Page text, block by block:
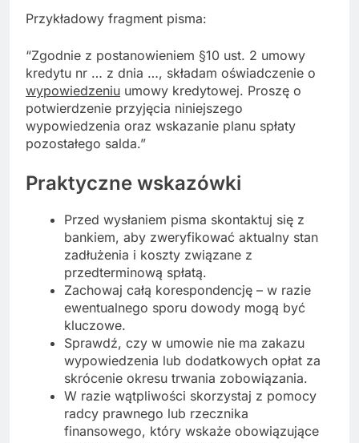
Przykładowy fragment pisma:
“Zgodnie z postanowieniem §10 ust. 2 umowy
kredytu nr … z dnia …, składam oświadczenie o
wypowiedzeniu umowy kredytowej. Proszę o
potwierdzenie przyjęcia niniejszego
wypowiedzenia oraz wskazanie planu spłaty
pozostałego salda.”
Praktyczne wskazówki
Przed wysłaniem pisma skontaktuj się z
bankiem, aby zweryfikować aktualny stan
zadłużenia i koszty związane z
przedterminową spłatą.
Zachowaj całą korespondencję – w razie
ewentualnego sporu dowody mogą być
kluczowe.
Sprawdź, czy w umowie nie ma zakazu
wypowiedzenia lub dodatkowych opłat za
skrócenie okresu trwania zobowiązania.
W razie wątpliwości skorzystaj z pomocy
radcy prawnego lub rzecznika
finansowego, który wskaże obowiązujące